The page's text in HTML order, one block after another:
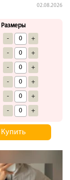
02.08.2026
Размеры
- +
- +
- +
- +
- +
- +
Купить